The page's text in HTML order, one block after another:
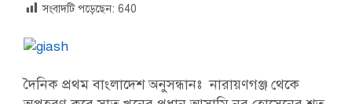
সংবাদটি পড়েছেন: 640
দৈনিক প্রথম বাংলাদেশ অনুসন্ধানঃ নারায়ণগঞ্জ থেকে